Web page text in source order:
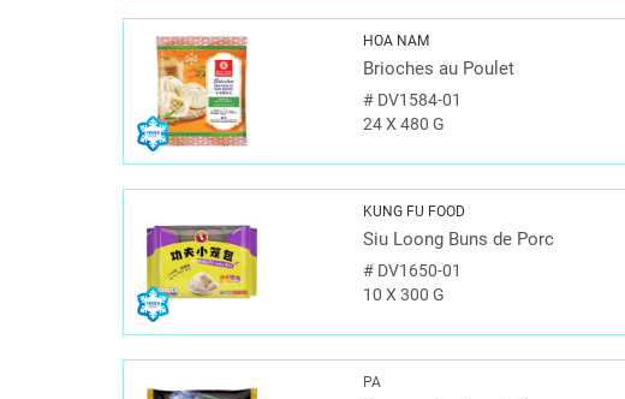
HOA NAM
Brioches au Poulet
# DV1584-01
24 X 480 G
KUNG FU FOOD
Siu Loong Buns de Porc
# DV1650-01
10 X 300 G
PA